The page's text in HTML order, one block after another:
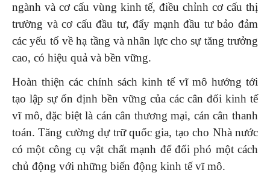
ngành và cơ cấu vùng kinh tế, điều chỉnh cơ cấu thị
trường và cơ cấu đầu tư, đẩy mạnh đầu tư bảo đảm
các yếu tố về hạ tầng và nhân lực cho sự tăng trưởng
cao, có hiệu quả và bền vững.
Hoàn thiện các chính sách kinh tế vĩ mô hướng tới
tạo lập sự ổn định bền vững của các cân đối kinh tế
vĩ mô, đặc biệt là cán cân thương mại, cán cân thanh
toán. Tăng cường dự trữ quốc gia, tạo cho Nhà nước
có một công cụ vật chất mạnh để đối phó một cách
chủ động với những biến động kinh tế vĩ mô.